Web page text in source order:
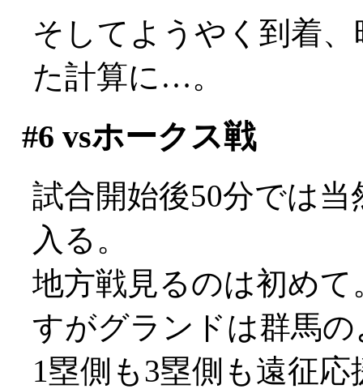
そしてようやく到着
た計算に…。
#6 vsホークス戦
試合開始後50分では
入る。
地方戦見るのは初め
すがグランドは群馬
1塁側も3塁側も遠征